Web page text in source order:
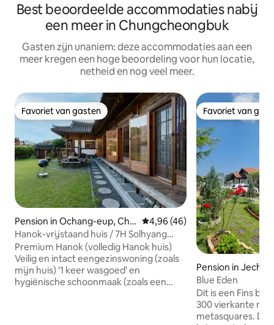
Best beoordeelde accommodaties nabij
een meer in Chungcheongbuk
Gasten zijn unaniem: deze accommodaties aan een
meer kregen een hoge beoordeling voor hun locatie,
netheid en nog veel meer.
Favoriet van gasten
Favoriet van gasten
Pension in Ochang-eup, Che
ongwon-gu, Cheongju-si
Gemiddelde beoordeling van
4,96 (46)
Hanok-vrijstaand huis / 7H Solhyang
Stay / Ondersteuning voor uitstekende
accommodatie van de Toeristische
Organisatie / Luxe ontvangst / 7
cederbomen / Geen toegang voor
Premium Hanok (volledig Hanok huis)
Veilig en intact eengezinswoning (zoals
mijn huis) '1 keer wasgoed' en
hygiënische schoonmaak (zoals een
Favoriet van
Favoriet van
Pension in
Blue Eden
Dit is een Fins
300 vierkante
metasquares. De